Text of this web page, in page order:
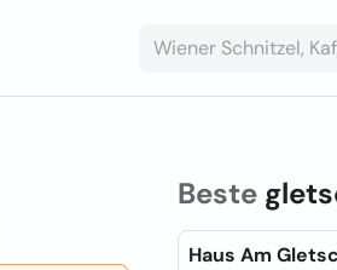
Beste
Haus Am